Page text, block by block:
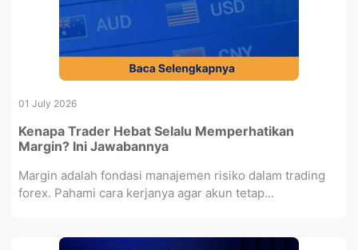
01 July 2026
Kenapa Trader Hebat Selalu Memperhatikan
Margin? Ini Jawabannya
Margin adalah fondasi manajemen risiko dalam trading
forex. Pahami cara kerjanya agar akun tetap...